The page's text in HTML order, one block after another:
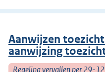
Aanwijzen
aanwijzing
Regeling vervallen per 29-